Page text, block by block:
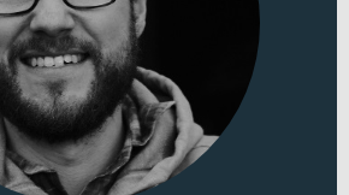
Einsätze im sportlichen Bereich.
Farbe „meteorite mist“.
und Systemintegration
bildet die Basis für ein geringes Gewicht
Passend dazu kommt die
mit OD1Gabel zum Einsatz, die das präzise